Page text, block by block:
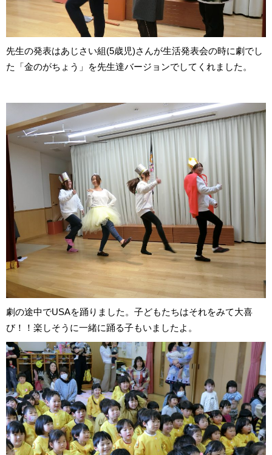
先生の発表はあじさい組(5歳児)さんが生活発表会の時に劇でし
た「金のがちょう」を先生達バージョンでしてくれました。
劇の途中でUSAを踊りました。子どもたちはそれをみて大喜
び！！楽しそうに一緒に踊る子もいましたよ。